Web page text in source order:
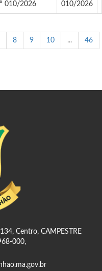
010/2026 010/2026
8 9 10 ... 46
Centro, CAMPESTRE
000,